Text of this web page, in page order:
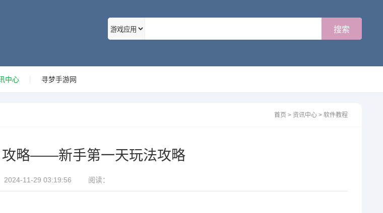
中心 寻梦手游网
首页 > 资讯中心 >软件教程
攻略——新手第一天玩法攻略
2024-11-29 03:19:56 阅读：